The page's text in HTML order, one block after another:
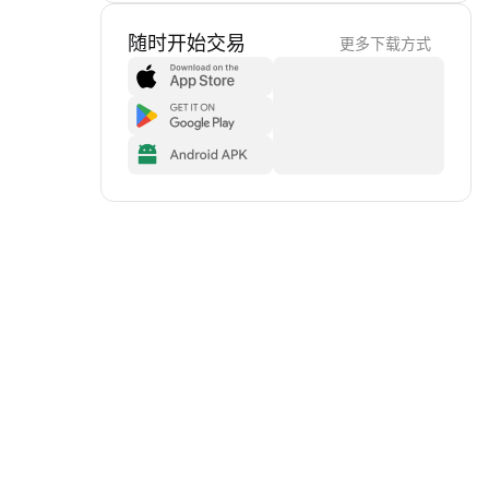
随时开始交易 更多下载方式